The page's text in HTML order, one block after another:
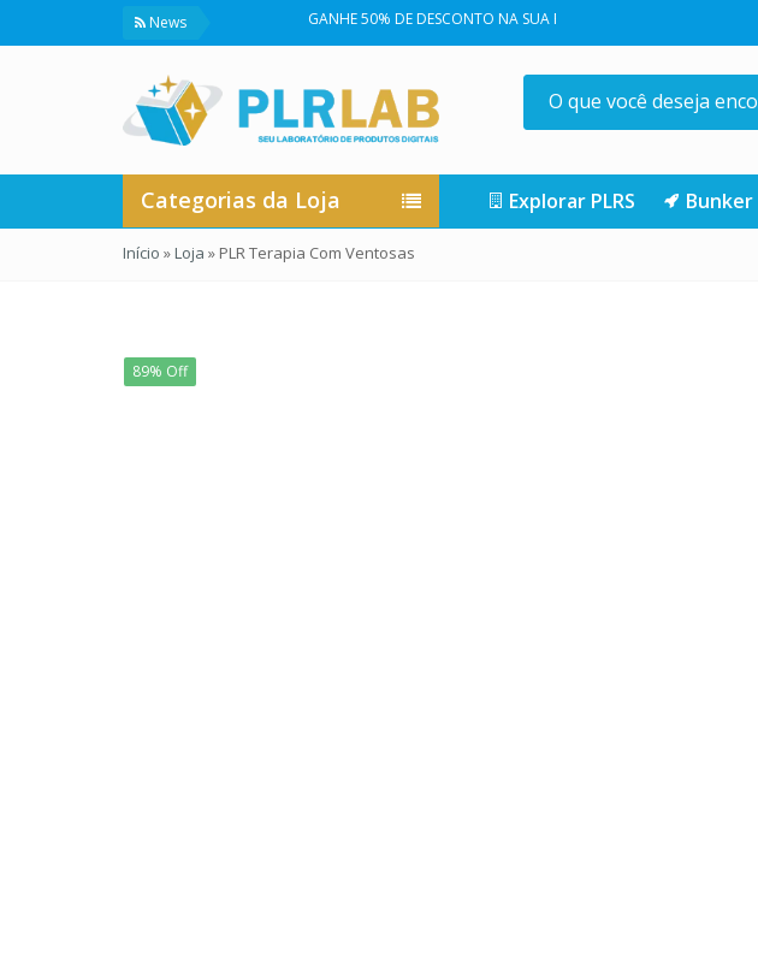
News GANHE 50% DE DESCONTO NA SUA PRIMEIRA COMPRA NA LOJA | CLIQUE
Categorias da Loja Explorar PLRS
Início »Loja » PLR Terapia Com Ventosas
89% Off